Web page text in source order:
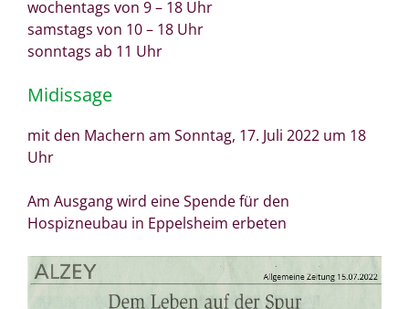
wochentags von 9 – 18 Uhr
samstags von 10 – 18 Uhr
sonntags ab 11 Uhr
Midissage
mit den Machern am Sonntag, 17. Juli 2022 um 18
Uhr
Am Ausgang wird eine Spende für den
Hospizneubau in Eppelsheim erbeten